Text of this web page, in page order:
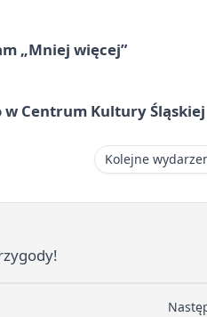
„Mniej więcej”
w Centrum Kultury Śląskiej
Kolejne